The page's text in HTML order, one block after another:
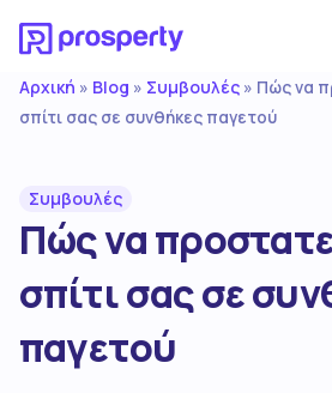
Αρχική » Blog » Συμβουλές » Πώς να
σπίτι σας σε συνθήκες παγετού
Συμβουλές
Πώς να
σπίτι σας σε
παγετού